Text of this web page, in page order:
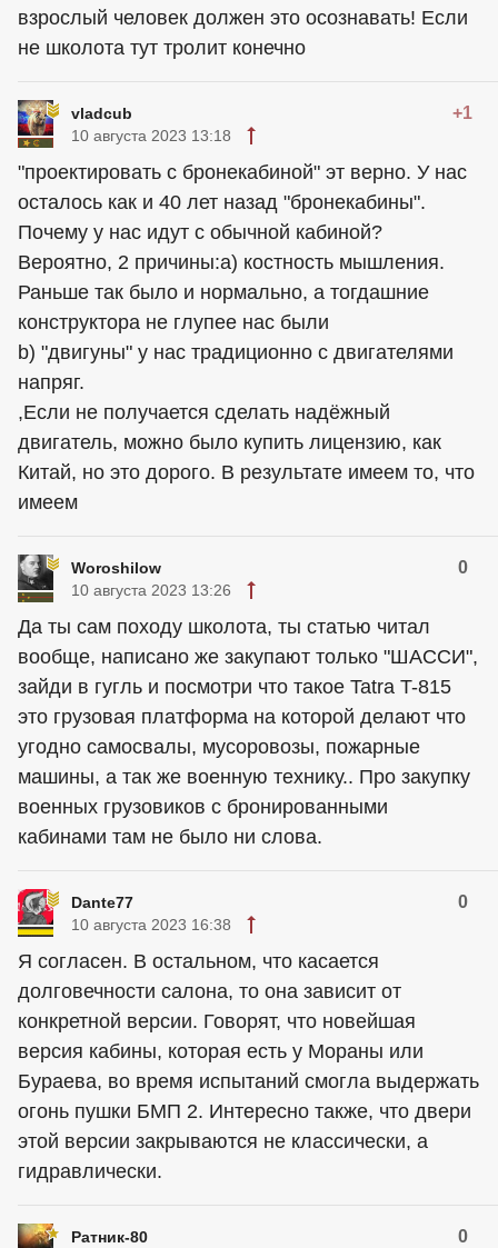
взрослый человек должен это осознавать! Если
не школота тут тролит конечно
vladcub +1
10 августа 2023 13:18
"проектировать с бронекабиной" эт верно. У нас
осталось как и 40 лет назад "бронекабины".
Почему у нас идут с обычной кабиной?
Вероятно, 2 причины:а) костность мышления.
Раньше так было и нормально, а тогдашние
конструктора не глупее нас были
b) "двигуны" у нас традиционно с двигателями
напряг.
,Если не получается сделать надёжный
двигатель, можно было купить лицензию, как
Китай, но это дорого. В результате имеем то, что
имеем
Woroshilow 0
10 августа 2023 13:26
Да ты сам походу школота, ты статью читал
вообще, написано же закупают только "ШАССИ",
зайди в гугль и посмотри что такое Tatra T-815
это грузовая платформа на которой делают что
угодно самосвалы, мусоровозы, пожарные
машины, а так же военную технику.. Про закупку
военных грузовиков с бронированными
кабинами там не было ни слова.
Dante77 0
10 августа 2023 16:38
Я согласен. В остальном, что касается
долговечности салона, то она зависит от
конкретной версии. Говорят, что новейшая
версия кабины, которая есть у Мораны или
Бураева, во время испытаний смогла выдержать
огонь пушки БМП 2. Интересно также, что двери
этой версии закрываются не классически, а
гидравлически.
Ратник-80 0